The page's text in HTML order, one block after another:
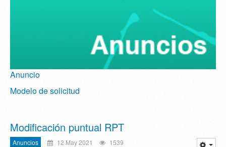
Anuncio
Modelo de solicitud
Modificación puntual RPT
Anuncios 12 May 2021 1539